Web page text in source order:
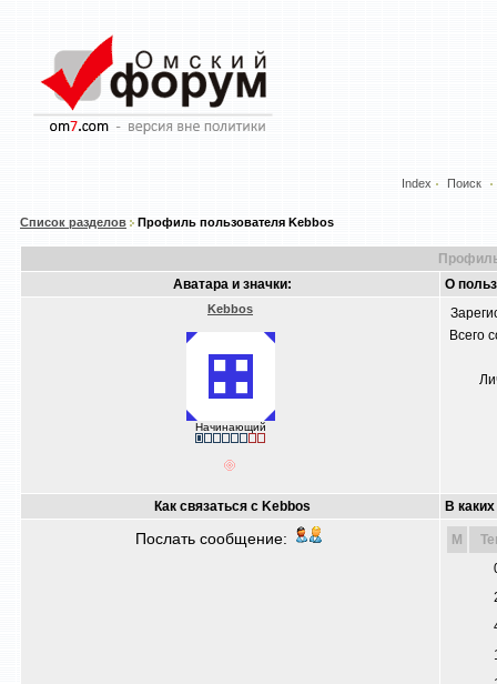
Index Поиск
Список разделов Профиль пользователя Kebbos
Аватара и значки:
О
Kebbos
Начинающий
Всего
Как связаться с Kebbos В
Послать сообщение: M